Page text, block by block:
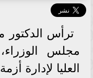
ترأس
مجلس الوزراء،
العليا لإدارة